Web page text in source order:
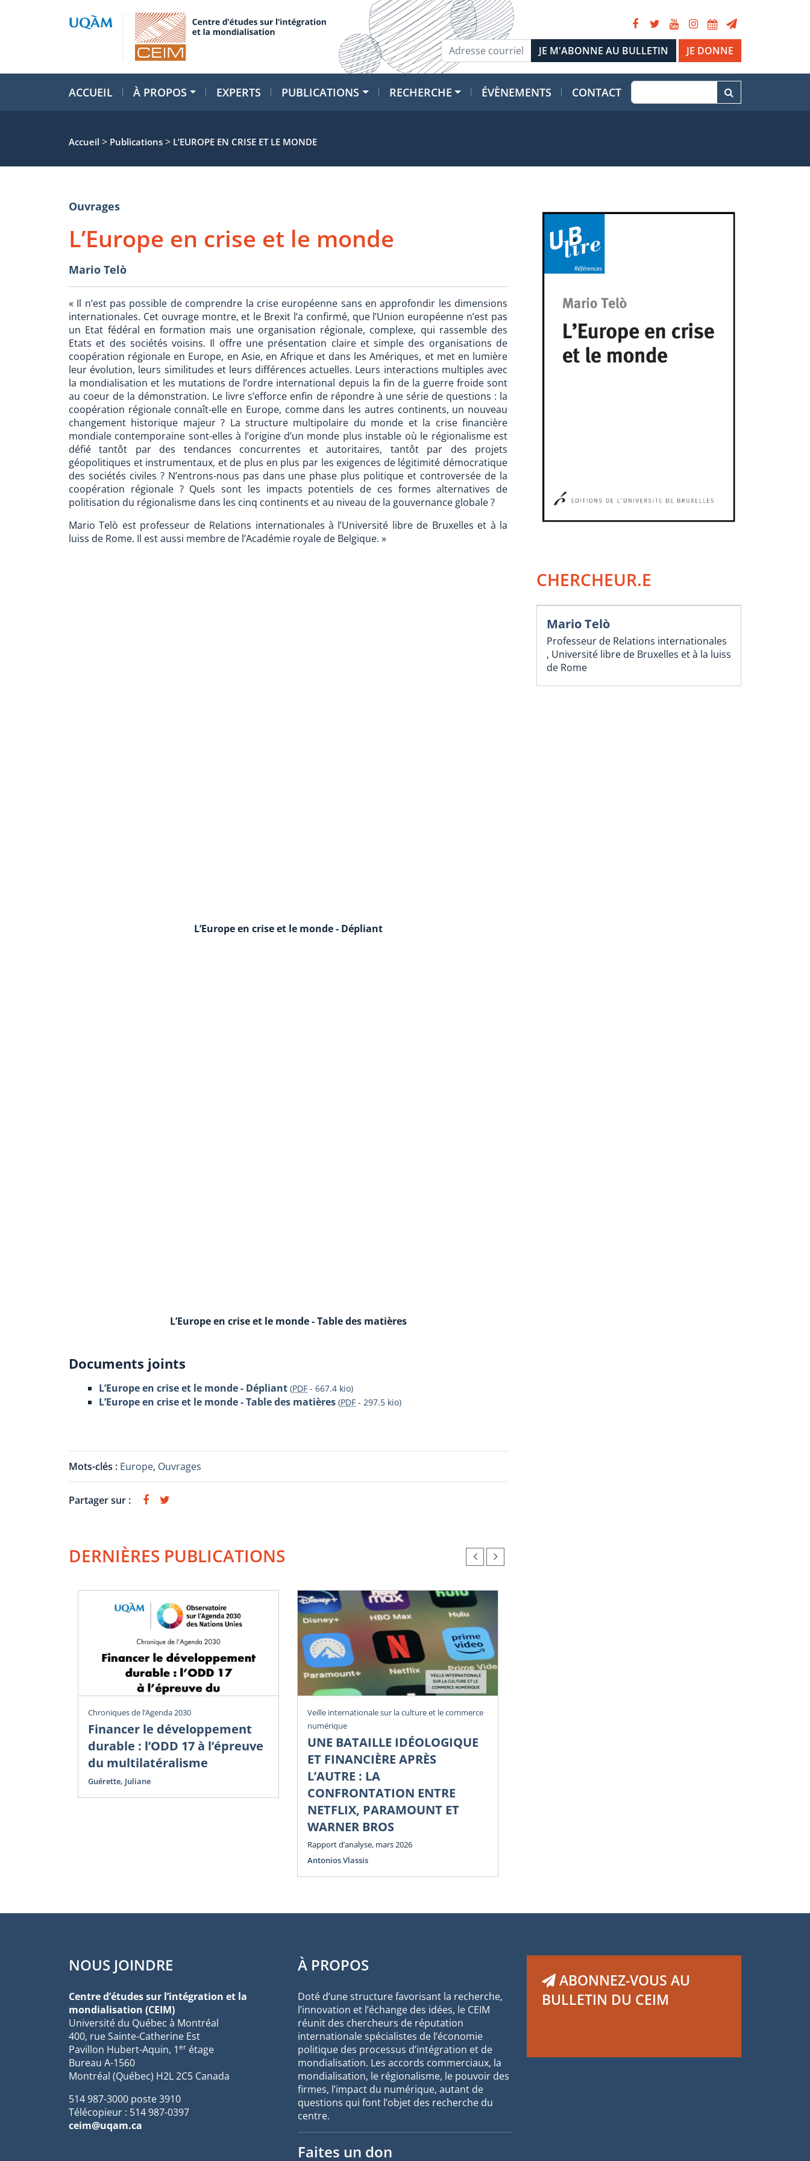
JE DONNE
ACCUEIL À PROPOS EXPERTS PUBLICATIONS RECHERCHE ÉVÈNEMENTS CONTACT
Accueil > Publications > L’EUROPE EN CRISE ET LE MONDE
Ouvrages
L’Europe en crise et le monde
Mario Telò
« Il n’est pas possible de comprendre la crise européenne sans en approfondir les dimensions
internationales. Cet ouvrage montre, et le Brexit l’a confirmé, que l’Union européenne n’est pas
un Etat fédéral en formation mais une organisation régionale, complexe, qui rassemble des
Etats et des sociétés voisins. Il offre une présentation claire et simple des organisations de
coopération régionale en Europe, en Asie, en Afrique et dans les Amériques, et met en lumière
leur évolution, leurs similitudes et leurs différences actuelles. Leurs interactions multiples avec
la mondialisation et les mutations de l’ordre international depuis la fin de la guerre froide sont
au coeur de la démonstration. Le livre s’efforce enfin de répondre à une série de questions : la
coopération régionale connaît-elle en Europe, comme dans les autres continents, un nouveau
changement historique majeur ? La structure multipolaire du monde et la crise financière
mondiale contemporaine sont-elles à l’origine d’un monde plus instable où le régionalisme est
défié tantôt par des tendances concurrentes et autoritaires, tantôt par des projets
géopolitiques et instrumentaux, et de plus en plus par les exigences de légitimité démocratique
des sociétés civiles ? N’entrons-nous pas dans une phase plus politique et controversée de la
coopération régionale ? Quels sont les impacts potentiels de ces formes alternatives de
politisation du régionalisme dans les cinq continents et au niveau de la gouvernance globale ?
Mario Telò est professeur de Relations internationales à l’Université libre de Bruxelles et à la
luiss de Rome. Il est aussi membre de l’Académie royale de Belgique. »
L’Europe en crise et le monde - Dépliant
L’Europe en crise et le monde - Table des matières
Documents joints
L’Europe en crise et le monde - Dépliant (PDF - 667.4 kio)
L’Europe en crise et le monde - Table des matières (PDF - 297.5 kio)
Mots-clés : Europe, Ouvrages
Partager sur :
DERNIÈRES PUBLICATIONS
Chroniques de l’Agenda 2030
Financer le développement
durable : l’ODD 17 à l’épreuve
du multilatéralisme
Guérette, Juliane
Veille internationale sur la culture et le commerce
numérique
UNE BATAILLE IDÉOLOGIQUE
ET FINANCIÈRE APRÈS
L’AUTRE : LA
CONFRONTATION ENTRE
NETFLIX, PARAMOUNT ET
WARNER BROS
Rapport d’analyse, mars 2026
Antonios Vlassis
CHERCHEUR.E
Mario Telò
Professeur de Relations internationales
, Université libre de Bruxelles et à la luiss
de Rome
NOUS JOINDRE
Centre d’études sur l’intégration et la
mondialisation (CEIM)
Université du Québec à Montréal
400, rue Sainte-Catherine Est
Pavillon Hubert-Aquin, 1er étage
Bureau A-1560
Montréal (Québec) H2L 2C5 Canada
514 987-3000 poste 3910
Télécopieur : 514 987-0397
ceim@uqam.ca
À PROPOS
Doté d’une structure favorisant la recherche,
l’innovation et l’échange des idées, le CEIM
réunit des chercheurs de réputation
internationale spécialistes de l’économie
politique des processus d’intégration et de
mondialisation. Les accords commerciaux, la
mondialisation, le régionalisme, le pouvoir des
firmes, l’impact du numérique, autant de
questions qui font l’objet des recherche du
centre.
Faites un don
ABONNEZ-VOUS AU
BULLETIN DU CEIM